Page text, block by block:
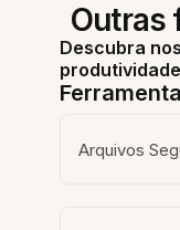
Outras
Descubra
produtividade
Arquivos